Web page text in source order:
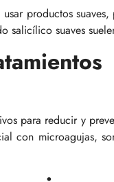
productos
salicílico suaves
para reducir y
con microagujas,